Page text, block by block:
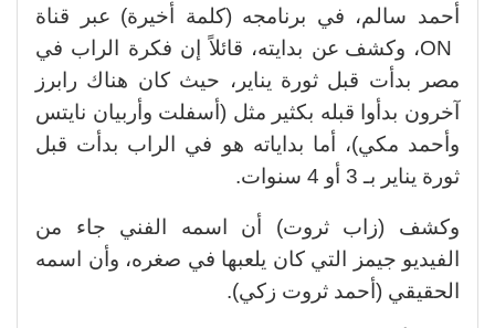
أحمد سالم، في برنامجه (كلمة أخيرة) عبر قناة
وكشف عن بدايته، قائلاً إن فكرة الراب في
مصر بدأت قبل ثورة يناير، حيث كان هناك رابرز
آخرون بدأوا قبله بكثير مثل (أسفلت وأربيان نايتس
وأحمد مكي)، أما بداياته هو في الراب بدأت قبل
ثورة يناير بـ 3 أو 4 سنوات.
وكشف (زاب ثروت) أن اسمه الفني جاء من
الفيديو جيمز التي كان يلعبها في صغره، وأن اسمه
الحقيقي (أحمد ثروت زكي).